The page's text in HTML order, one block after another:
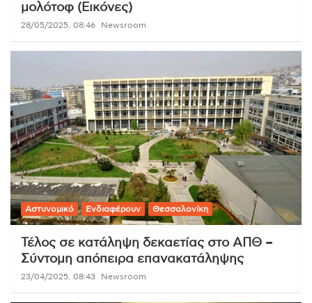
μολότοφ (Εικόνες)
28/05/2025, 08:46 Newsroom
Αστυνομικό Ενδιαφέρουν Θεσσαλονίκη
Τέλος σε κατάληψη δεκαετίας στο ΑΠΘ –
Σύντομη απόπειρα επανακατάληψης
23/04/2025, 08:43 Newsroom